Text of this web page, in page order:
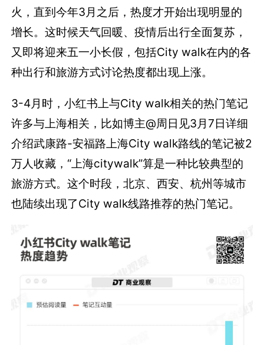
火，直到今年3月之后，热度才开始出现明显的
增长。这时候天气回暖、疫情后出行全面复苏，
又即将迎来五一小长假，包括City walk在内的各
种出行和旅游方式讨论热度都出现上涨。
3-4月时，小红书上与City walk相关的热门笔记
许多与上海相关，比如博主@周日见3月7日详细
介绍武康路-安福路上海City walk路线的笔记被2
万人收藏，“上海citywalk”算是一种比较典型的
旅游方式。这个时段，北京、西安、杭州等城市
也陆续出现了City walk线路推荐的热门笔记。